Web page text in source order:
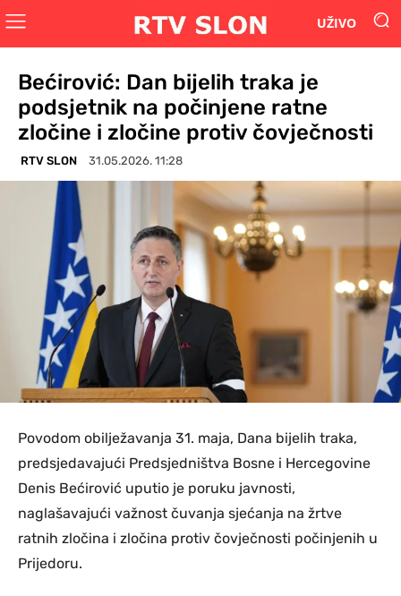
UŽIVO
Bećirović: Dan bijelih traka je
podsjetnik na počinjene ratne
zločine i zločine protiv čovječnosti
RTV SLON 31.05.2026. 11:28
Povodom obilježavanja 31. maja, Dana bijelih traka,
predsjedavajući Predsjedništva Bosne i Hercegovine
Denis Bećirović uputio je poruku javnosti,
naglašavajući važnost čuvanja sjećanja na žrtve
ratnih zločina i zločina protiv čovječnosti počinjenih u
Prijedoru.